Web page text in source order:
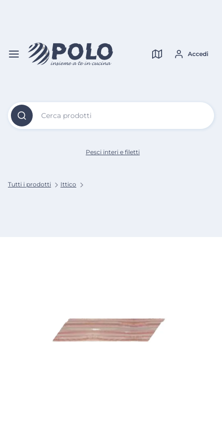
Cerca prodotti
Accedi
Tutti i prodotti Ittico
Pesci interi e filetti